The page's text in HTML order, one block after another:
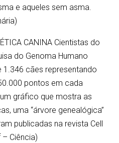
e aqueles sem asma.
CANINA Cientistas do
do Genoma Humano
cães representando
pontos em cada
gráfico que mostra as
uma “árvore genealógica”
publicadas na revista Cell
– Ciência)